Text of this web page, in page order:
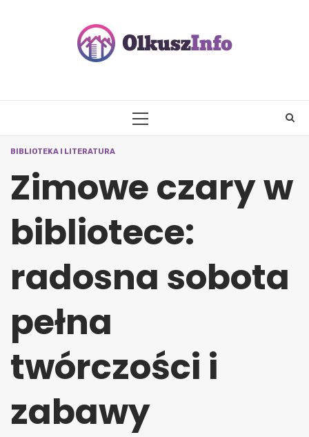
PRIMARY
BIBLIOTEKA I LITERATURA
Zimowe czary w
bibliotece:
radosna sobota
pełna
twórczości i
zabawy